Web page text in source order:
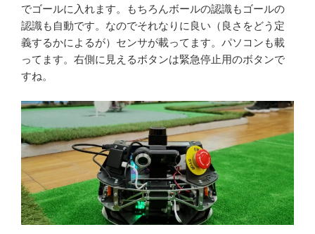
でゴールに入れます。もちろんボールの認識もゴールの
認識も自動です。なのでそれなりに良い（良さをどう定
義するかによるが）センサが載ってます。パソコンも載
ってます。右側に見えるボタンは緊急停止用のボタンで
すね。